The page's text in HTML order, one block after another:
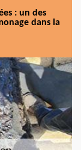
: un des
dans la